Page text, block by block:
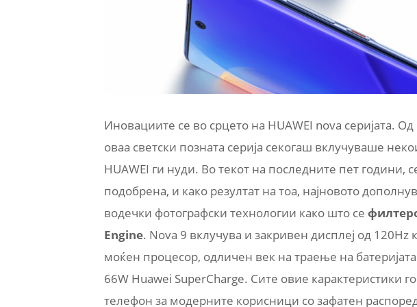
Иновациите се во срцето на HUAWEI nova серијата.
оваа светски позната серија секогаш вклучуваше
HUAWEI ги нуди. Во текот на последните пет години,
подобрена, и како резултат на тоа, најновото
водечки фотографски технологии како што се
Engine. Nova 9 вклучува и закривен дисплеј од 120Hz
моќен процесор, одличен век на траење на
66W Huawei SuperCharge. Сите овие карактеристики
телефон за модерните корисници со зафатен